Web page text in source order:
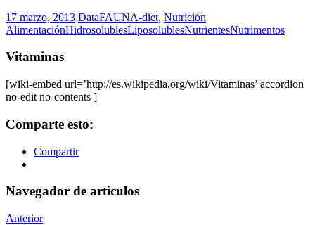
17 marzo, 2013 DataFAUNA-diet, Nutrición
AlimentaciónHidrosolublesLiposolublesNutrientesNutrimentos
Vitaminas
[wiki-embed url=’http://es.wikipedia.org/wiki/Vitaminas’ accordion
no-edit no-contents ]
Comparte esto:
Compartir
Navegador de artículos
Anterior